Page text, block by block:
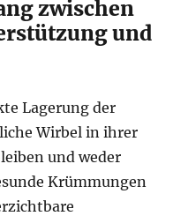
zwischen
und
Lagerung der
Wirbel in ihrer
und weder
Krümmungen